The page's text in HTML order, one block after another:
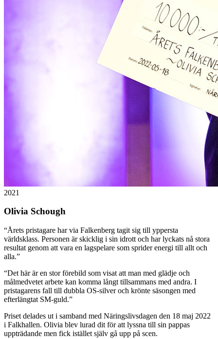
2021
Olivia Schough
“Årets pristagare har via Falkenberg tagit sig till yppersta
världsklass. Personen är skicklig i sin idrott och har lyckats nå stora
resultat genom att vara en lagspelare som sprider energi till allt och
alla.”
“Det här är en stor förebild som visat att man med glädje och
målmedvetet arbete kan komma långt tillsammans med andra. I
pristagarens fall till dubbla OS-silver och krönte säsongen med
efterlängtat SM-guld.”
Priset delades ut i samband med Näringslivsdagen den 18 maj 2022
i Falkhallen. Olivia blev lurad dit för att lyssna till sin pappas
uppträdande men fick istället själv gå upp på scen.